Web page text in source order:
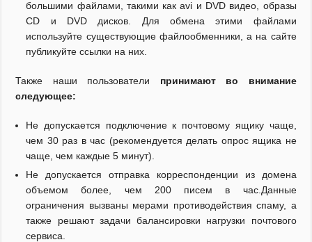
большими файлами, такими как avi и DVD видео, образы
CD и DVD дисков. Для обмена этими файлами
используйте существующие файлообменники, а на сайте
публикуйте ссылки на них.
Также наши пользователи принимают во внимание
следующее:
Не допускается подключение к почтовому ящику чаще,
чем 30 раз в час (рекомендуется делать опрос ящика не
чаще, чем каждые 5 минут).
Не допускается отправка корреспонденции из домена
объемом более, чем 200 писем в час.Данные
ограничения вызваны мерами противодействия спаму, а
также решают задачи балансировки нагрузки почтового
сервиса.